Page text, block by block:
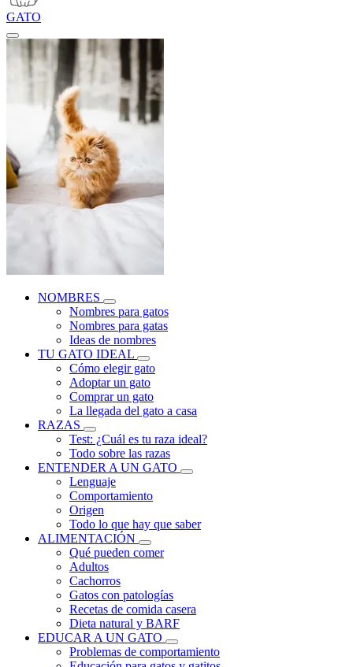
GATO
NOMBRES
Nombres para gatos
Nombres para gatas
Ideas de nombres
TU GATO IDEAL
Cómo elegir gato
Adoptar un gato
Comprar un gato
La llegada del gato a casa
RAZAS
Test: ¿Cuál es tu raza ideal?
Todo sobre las razas
ENTENDER A UN GATO
Lenguaje
Comportamiento
Origen
Todo lo que hay que saber
ALIMENTACIÓN
Qué pueden comer
Adultos
Cachorros
Gatos con patologías
Recetas de comida casera
Dieta natural y BARF
EDUCAR A UN GATO
Problemas de comportamiento